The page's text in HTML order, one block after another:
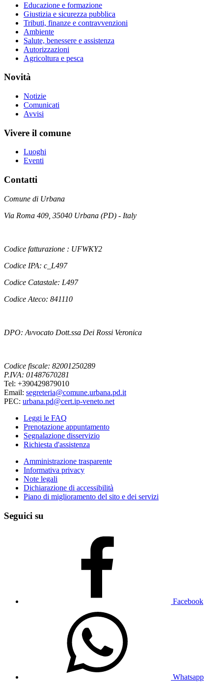
Educazione e formazione
Giustizia e sicurezza pubblica
Tributi, finanze e contravvenzioni
Ambiente
Salute, benessere e assistenza
Autorizzazioni
Agricoltura e pesca
Novità
Notizie
Comunicati
Avvisi
Vivere il comune
Luoghi
Eventi
Contatti
Comune di Urbana
Via Roma 409, 35040 Urbana (PD) - Italy
Codice fatturazione : UFWKY2
Codice IPA: c_L497
Codice Catastale: L497
Codice Ateco: 841110
DPO: Avvocato Dott.ssa Dei Rossi Veronica
Codice fiscale: 82001250289
P.IVA: 01487670281
Tel: +390429879010
Email: segreteria@comune.urbana.pd.it
PEC: urbana.pd@cert.ip-veneto.net
Leggi le FAQ
Prenotazione appuntamento
Segnalazione disservizio
Richiesta d'assistenza
Amministrazione trasparente
Informativa privacy
Note legali
Dichiarazione di accessibilità
Piano di miglioramento del sito e dei servizi
Seguici su
Facebook
Whatsapp